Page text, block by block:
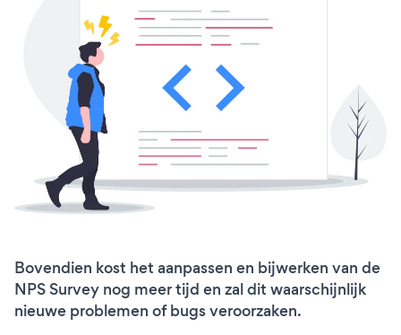
Bovendien kost het aanpassen en bijwerken van de
NPS Survey nog meer tijd en zal dit waarschijnlijk
nieuwe problemen of bugs veroorzaken.